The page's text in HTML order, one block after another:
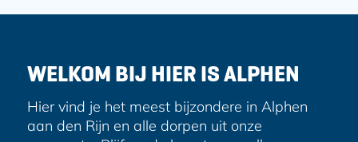
w
d
WELKOM BIJ HIER IS ALPHEN
Hier vind je het meest bijzondere in Alphen
aan den Rijn en alle dorpen uit onze